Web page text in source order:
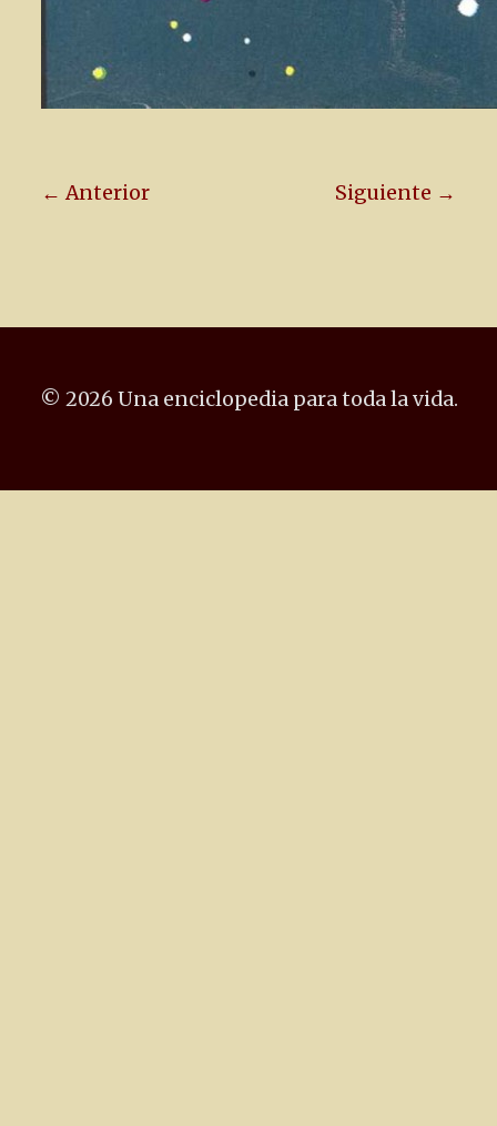
← Anterior Siguiente →
© 2026 Una enciclopedia para toda la vida.